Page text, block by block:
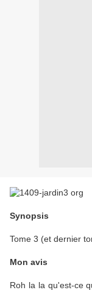
Synopsis
Tome 3 (et dernier
Mon avis
Roh la la qu'est-ce